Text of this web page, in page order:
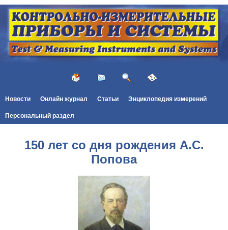
Новости Онлайн журнал Статьи Энциклопедия измерений
Персональный раздел
150 лет со дня рождения А.С.
Попова